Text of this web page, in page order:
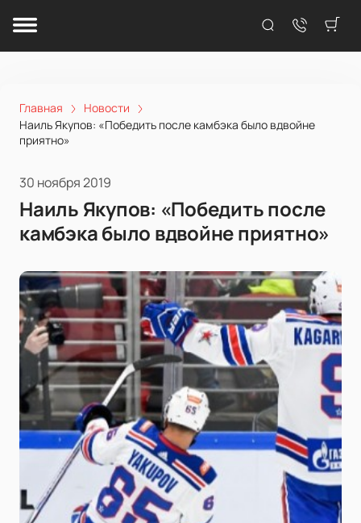
Главная
Новости
Наиль Якупов: «Победить после камбэка было вдвойне
приятно»
30 ноября 2019
Наиль Якупов: «Победить после
камбэка было вдвойне приятно»